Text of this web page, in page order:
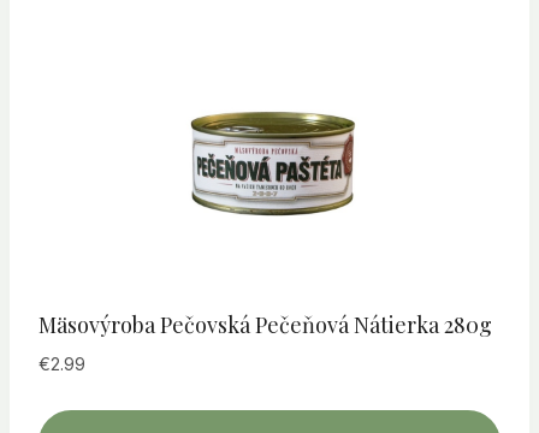
Mäsovýroba Pečovská Pečeňová Nátierka 280g
€2.99